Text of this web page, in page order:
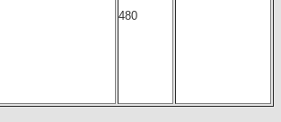
480